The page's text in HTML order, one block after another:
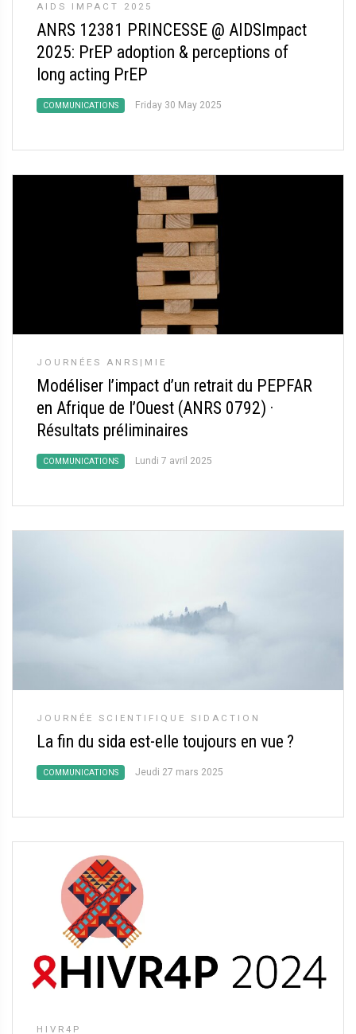
AIDS IMPACT 2025
ANRS 12381 PRINCESSE @ AIDSImpact
2025: PrEP adoption & perceptions of
long acting PrEP
COMMUNICATIONS Friday 30 May 2025
JOURNÉES ANRS|MIE
Modéliser l’impact d’un retrait du PEPFAR
en Afrique de l’Ouest (ANRS 0792) ·
Résultats préliminaires
COMMUNICATIONS Lundi 7 avril 2025
JOURNÉE SCIENTIFIQUE SIDACTION
La fin du sida est-elle toujours en vue ?
COMMUNICATIONS Jeudi 27 mars 2025
HIVR4P